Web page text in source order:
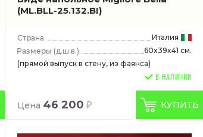
(ML.BLL-25.132.BI)
Италия
(д.ш.в.)
60x39x41 см.
(прямой выпуск в стену, из фаянса)
В НАЛИЧИИ
Цена 46 200 КУПИТЬ